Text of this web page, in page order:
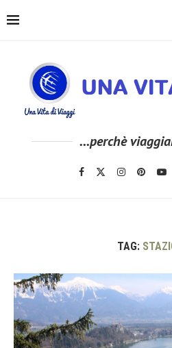
...perchè
TAG: